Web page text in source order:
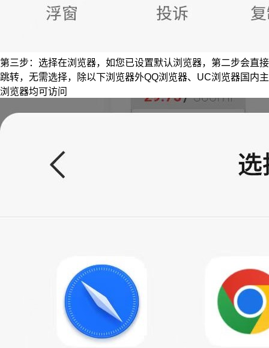
第三步：选择在浏览器，如您已设置默认浏览器，第二步会直接
跳转，无需选择，除以下浏览器外QQ浏览器、UC浏览器国内主
浏览器均可访问